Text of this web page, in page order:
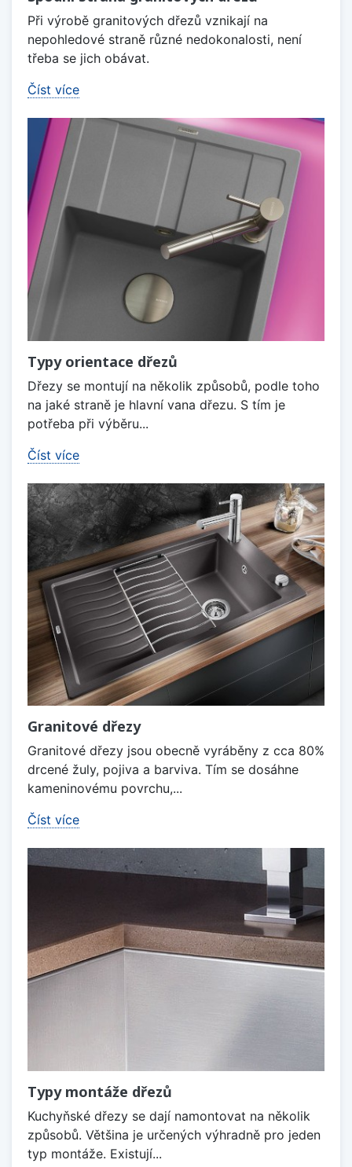
Při výrobě granitových dřezů vznikají na
nepohledové straně různé nedokonalosti, není
třeba se jich obávat.
Číst více
Typy orientace dřezů
Dřezy se montují na několik způsobů, podle toho
na jaké straně je hlavní vana dřezu. S tím je
potřeba při výběru...
Číst více
Granitové dřezy
Granitové dřezy jsou obecně vyráběny z cca 80%
drcené žuly, pojiva a barviva. Tím se dosáhne
kameninovému povrchu,...
Číst více
Typy montáže dřezů
Kuchyňské dřezy se dají namontovat na několik
způsobů. Většina je určených výhradně pro jeden
typ montáže. Existují...